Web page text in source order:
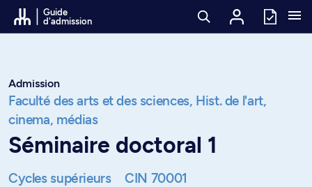
Passer au contenu
Guide
d'admission
Admission
Faculté des arts et des sciences, Hist. de l'art,
cinema, médias
Séminaire doctoral 1
Cycles supérieurs CIN 70001